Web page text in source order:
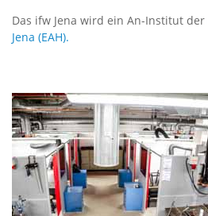
Das ifw Jena wird ein An-Institut der
Jena (EAH).